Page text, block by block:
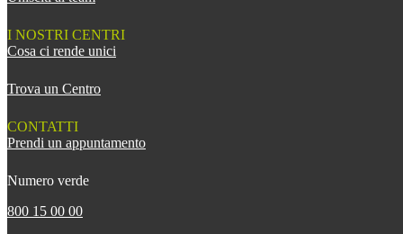
I NOSTRI CENTRI
Cosa ci rende unici
Trova un Centro
CONTATTI
Prendi un appuntamento
Numero verde
800 15 00 00